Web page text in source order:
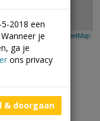
| ©Mapbox © OpenStreetMap
2018 een
je
ga je
ons privacy
& doorgaan